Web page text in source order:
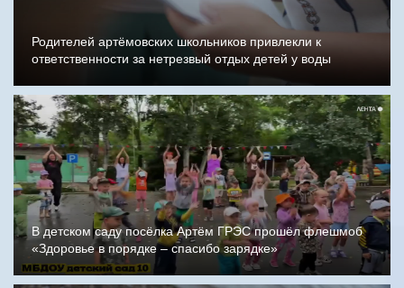
Родителей артёмовских школьников привлекли к
ответственности за нетрезвый отдых детей у воды
В детском саду посёлка Артём ГРЭС прошёл флешмоб
«Здоровье в порядке – спасибо зарядке»